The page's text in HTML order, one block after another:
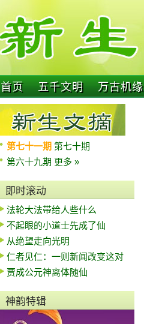
首页 五千文明 万古机缘
第七十一期 第七十期
第六十九期 更多 »
即时滚动
法轮大法带给人些什么
不起眼的小道士先成了仙
从绝望走向光明
仁者见仁：一则新闻改变这对
贾成公元神离体随仙
神韵特辑